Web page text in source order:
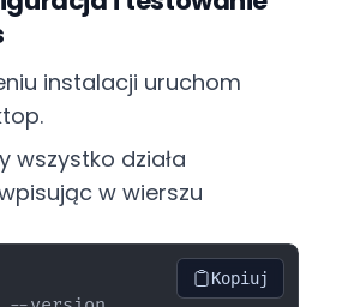
instalacji uruchom
wszystko działa
w wierszu
Kopiuj